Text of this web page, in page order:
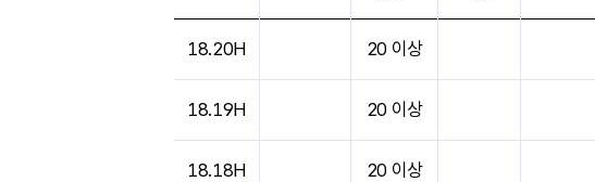
18.20H 20 이상
18.19H 20 이상
18.18H 20 이상